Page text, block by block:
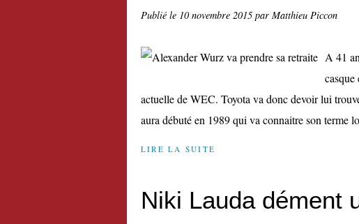
Publié le 10 novembre 2015 par Matthieu Piccon
A 41
casque
actuelle de WEC. Toyota va donc devoir lui
aura débuté en 1989 qui va connaitre son terme
LIRE LA SUITE
Niki Lauda dément